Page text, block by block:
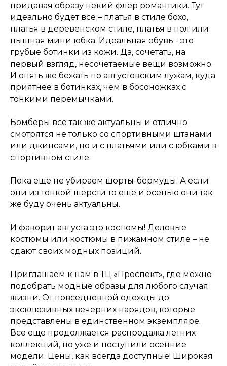
придавая образу некий флер романтики. Тут
идеально будет все – платья в стиле бохо,
платья в деревенском стиле, платья в пол или
пышная мини юбка. Идеальная обувь - это
грубые ботинки из кожи. Да, сочетать, на
первый взгляд, несочетаемые вещи возможно.
И опять же бежать по августовским лужам, куда
приятнее в ботинках, чем в босоножках с
тонкими перемычками.
Бомберы все так же актуальны и отлично
смотрятся не только со спортивными штанами
или джинсами, но и с платьями или с юбками в
спортивном стиле.
Пока еще не убираем шорты-бермуды. А если
они из тонкой шерсти то еще и осенью они так
же буду очень актуальны.
И фаворит августа это костюмы! Деловые
костюмы или костюмы в пижамном стиле – не
сдают своих модных позиций.
Приглашаем к нам в ТЦ «Проспект», где можно
подобрать модные образы для любого случая
жизни. От повседневной одежды до
эксклюзивных вечерних нарядов, которые
представлены в единственном экземпляре.
Все еще продолжается распродажа летних
коллекций, но уже и поступили осенние
модели. Цены, как всегда доступные! Широкая